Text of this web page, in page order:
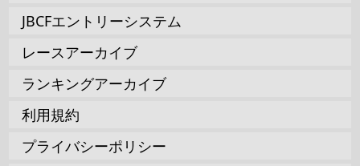
JBCFエントリーシステム
レースアーカイブ
ランキングアーカイブ
利用規約
プライバシーポリシー